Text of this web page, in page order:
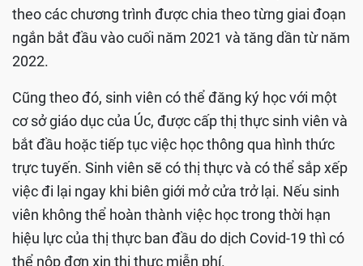
theo các chương trình được chia theo từng giai đoạn
ngắn bắt đầu vào cuối năm 2021 và tăng dần từ năm
2022.
Cũng theo đó, sinh viên có thể đăng ký học với một
cơ sở giáo dục của Úc, được cấp thị thực sinh viên và
bắt đầu hoặc tiếp tục việc học thông qua hình thức
trực tuyến. Sinh viên sẽ có thị thực và có thể sắp xếp
việc đi lại ngay khi biên giới mở cửa trở lại. Nếu sinh
viên không thể hoàn thành việc học trong thời hạn
hiệu lực của thị thực ban đầu do dịch Covid-19 thì có
thể nộp đơn xin thị thực miễn phí.